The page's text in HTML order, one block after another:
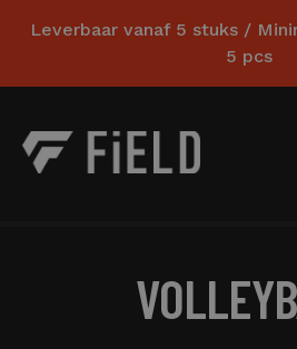
Leverbaar vanaf 5 stuks /
5 pcs